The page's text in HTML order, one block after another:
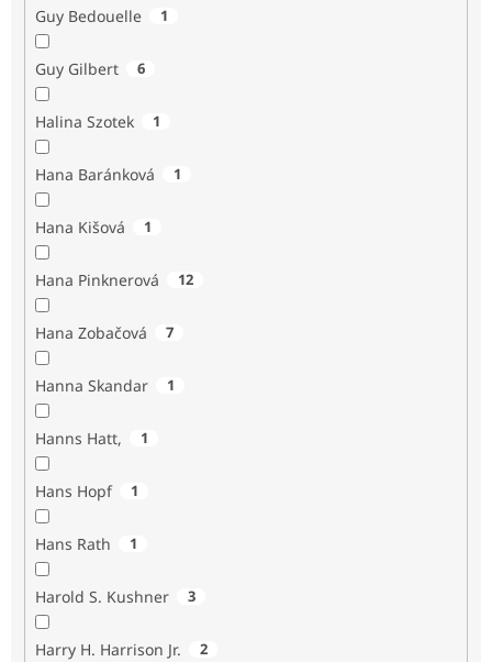
Guy Bedouelle 1
Guy Gilbert 6
Halina Szotek 1
Hana Baránková 1
Hana Kišová 1
Hana Pinknerová 12
Hana Zobačová 7
Hanna Skandar 1
Hanns Hatt, 1
Hans Hopf 1
Hans Rath 1
Harold S. Kushner 3
Harry H. Harrison Jr. 2